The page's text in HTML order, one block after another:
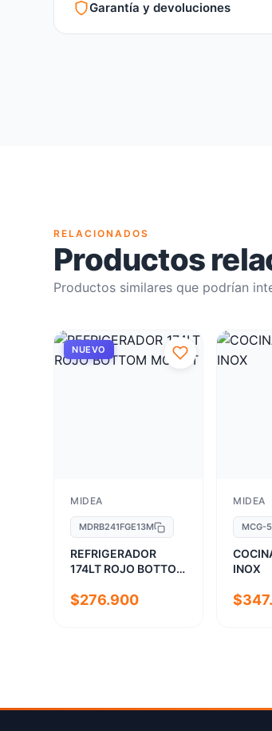
Garantía y devoluciones
RELACIONADOS
Productos
Productos similares que podrían
NUEVO
MIDEA
MDRB241FGE13M
REFRIGERADOR
174LT ROJO BOTTOM
$276.900
MIDEA
MCG-
INOX